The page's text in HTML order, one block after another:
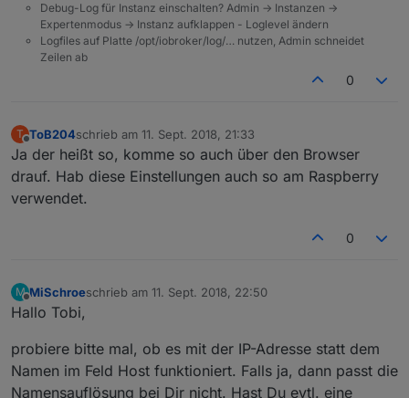
Debug-Log für Instanz einschalten? Admin -> Instanzen ->
Expertenmodus -> Instanz aufklappen - Loglevel ändern
Logfiles auf Platte /opt/iobroker/log/… nutzen, Admin schneidet
Zeilen ab
0
T
Offline
ToB204schrieb am 11. Sept. 2018, 21:33
zuletzt editiert von
Ja der heißt so, komme so auch über den Browser
drauf. Hab diese Einstellungen auch so am Raspberry
verwendet.
0
M
Offline
MiSchroeschrieb am 11. Sept. 2018, 22:50
zuletzt editiert von
Hallo Tobi,
probiere bitte mal, ob es mit der IP-Adresse statt dem
Namen im Feld Host funktioniert. Falls ja, dann passt die
Namensauflösung bei Dir nicht. Hast Du evtl. eine